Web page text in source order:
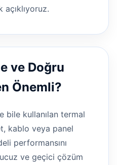
ve Doğru
Önemli?
bile kullanılan termal
kablo veya panel
performansını
ve geçici çözüm